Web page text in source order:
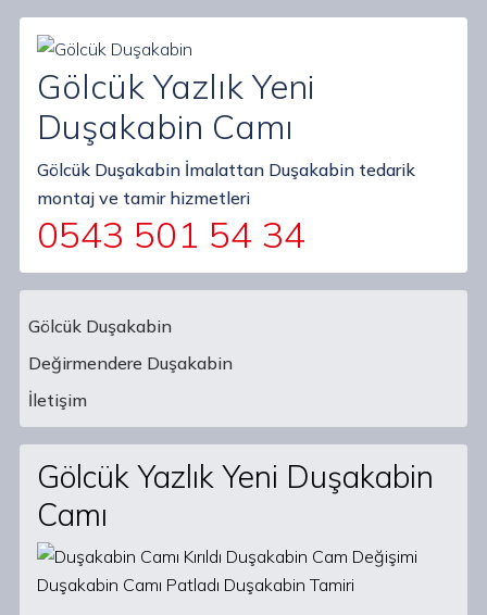
Gölcük Yazlık Yeni
Duşakabin Camı
Gölcük Duşakabin İmalattan Duşakabin tedarik
montaj ve tamir hizmetleri
0543 501 54 34
Main Navigation
Gölcük Duşakabin
Değirmendere Duşakabin
İletişim
Gölcük Yazlık Yeni Duşakabin
Camı